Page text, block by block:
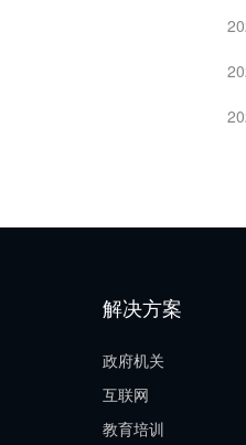
解决方案
政府机关
互联网
教育培训